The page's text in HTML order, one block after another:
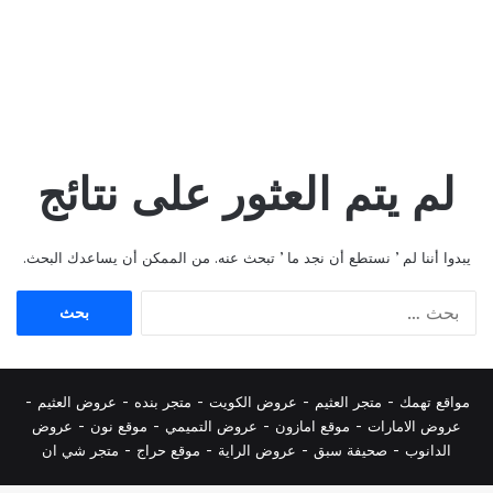
لم يتم العثور على نتائج
يبدوا أننا لم ’ نستطع أن نجد ما ’ تبحث عنه. من الممكن أن يساعدك البحث.
مواقع تهمك - متجر العثيم - عروض الكويت - متجر بنده - عروض العثيم -
عروض الامارات - موقع امازون - عروض التميمي - موقع نون - عروض
الدانوب - صحيفة سبق - عروض الراية - موقع حراج - متجر شي ان